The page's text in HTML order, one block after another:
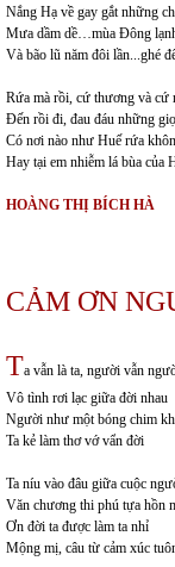
Nắng Hạ về gay gắt những
Mưa dầm dề…mùa Đông
Và bão lũ năm đôi lần...ghé
Rứa mà rồi, cứ thương và cứ
Đến rồi đi, đau đáu những
Có nơi nào như Huế rứa
Hay tại em nhiễm lá bùa của
HOÀNG THỊ BÍCH HÀ
CẢM ƠN
Ta vẫn là ta, người vẫn
Vô tình rơi lạc giữa đời nhau
Người như một bóng chim
Ta kẻ làm thơ vớ vẩn đời
Ta níu vào đâu giữa cuộc
Văn chương thi phú tựa hồn
Ơn đời ta được làm ta nhỉ
Mộng mị, câu từ cảm xúc